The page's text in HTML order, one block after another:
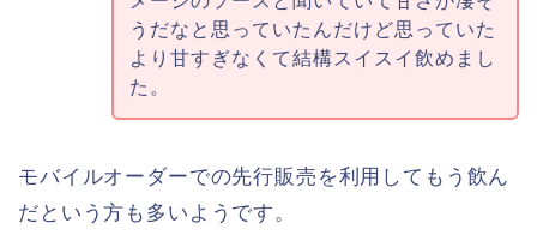
うだなと思っていたんだけど思っていた
より甘すぎなくて結構スイスイ飲めまし
た。
モバイルオーダーでの先行販売を利用してもう飲ん
だという方も多いようです。